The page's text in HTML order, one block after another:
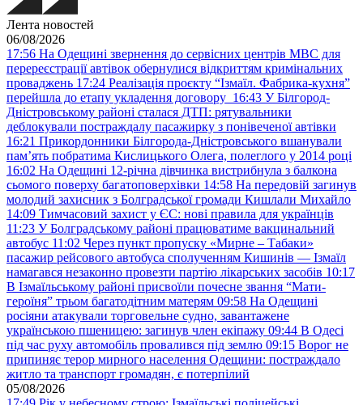
Лента новостей
06/08/2026
17:56 На Одещині звернення до сервісних центрів МВС для
перереєстрації автівок обернулися відкриттям кримінальних
проваджень 17:24 Реалізація проєкту “Ізмаїл. Фабрика-кухня”
перейшла до етапу укладення договору 16:43 У Білгород-
Дністровському районі сталася ДТП: рятувальники
деблокували постраждалу пасажирку з понівеченої автівки
16:21 Прикордонники Білгорода-Дністровського вшанували
пам’ять побратима Кислицького Олега, полеглого у 2014 році
16:02 На Одещині 12-річна дівчинка вистрибнула з балкона
сьомого поверху багатоповерхівки 14:58 На передовій загинув
молодий захисник з Болградської громади Кишлали Михайло
14:09 Тимчасовий захист у ЄС: нові правила для українців
11:23 У Болградському районі працюватиме вакцинальний
автобус 11:02 Через пункт пропуску «Мирне – Табаки»
пасажир рейсового автобуса сполученням Кишинів — Ізмаїл
намагався незаконно провезти партію лікарських засобів 10:17
В Ізмаїльському районі присвоїли почесне звання “Мати-
героїня” трьом багатодітним матерям 09:58 На Одещині
росіяни атакували торговельне судно, завантажене
українською пшеницею: загинув член екіпажу 09:44 В Одесі
під час руху автомобіль провалився під землю 09:15 Ворог не
припиняє терор мирного населення Одещини: постраждало
житло та транспорт громадян, є потерпілий
05/08/2026